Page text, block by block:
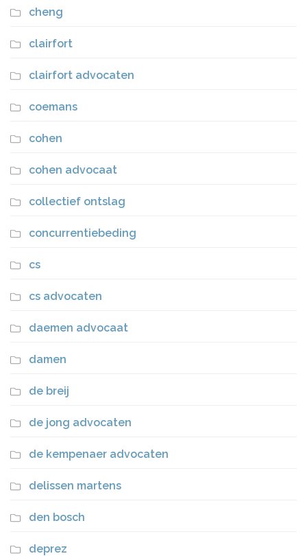
cheng
clairfort
clairfort advocaten
coemans
cohen
cohen advocaat
collectief ontslag
concurrentiebeding
cs
cs advocaten
daemen advocaat
damen
de breij
de jong advocaten
de kempenaer advocaten
delissen martens
den bosch
deprez